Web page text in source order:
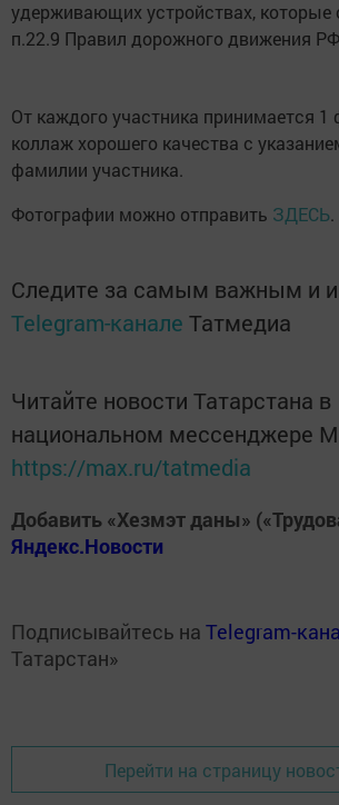
удерживающих устройствах, которые
п.22.9 Правил дорожного движения
От каждого участника принимается 1
коллаж хорошего качества с
фамилии участника.
Фотографии можно отправить ЗДЕСЬ.
Следите за самым важным и
Telegram-канале Татмедиа
Читайте новости Татарстана в
национальном мессенджере
https://max.ru/tatmedia
Добавить «Хезмэт даны»
Яндекс.Новости
Подписывайтесь на Telegram-
Татарстан»
Перейти на страницу